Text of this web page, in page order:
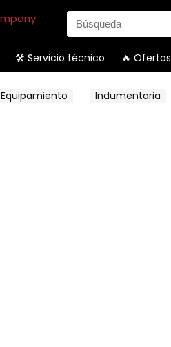
Search
for:
🛠️ Servicio técnico 🔥 Ofertas
Equipamiento Indumentaria